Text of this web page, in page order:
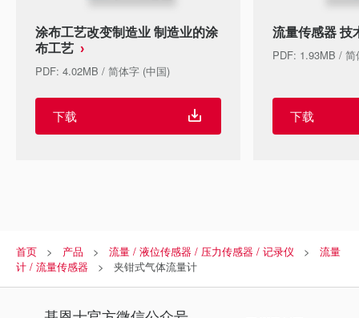
涂布工艺改变制造业 制造业的涂
布工艺
PDF: 4.02MB / 简体字 (中国)
下载
流量传感器 技
PDF: 1.93MB / 简
下载
首页 产品 流量 / 液位传感器 / 压力传感器 / 记录仪
流量
计 / 流量传感器
夹钳式气体流量计